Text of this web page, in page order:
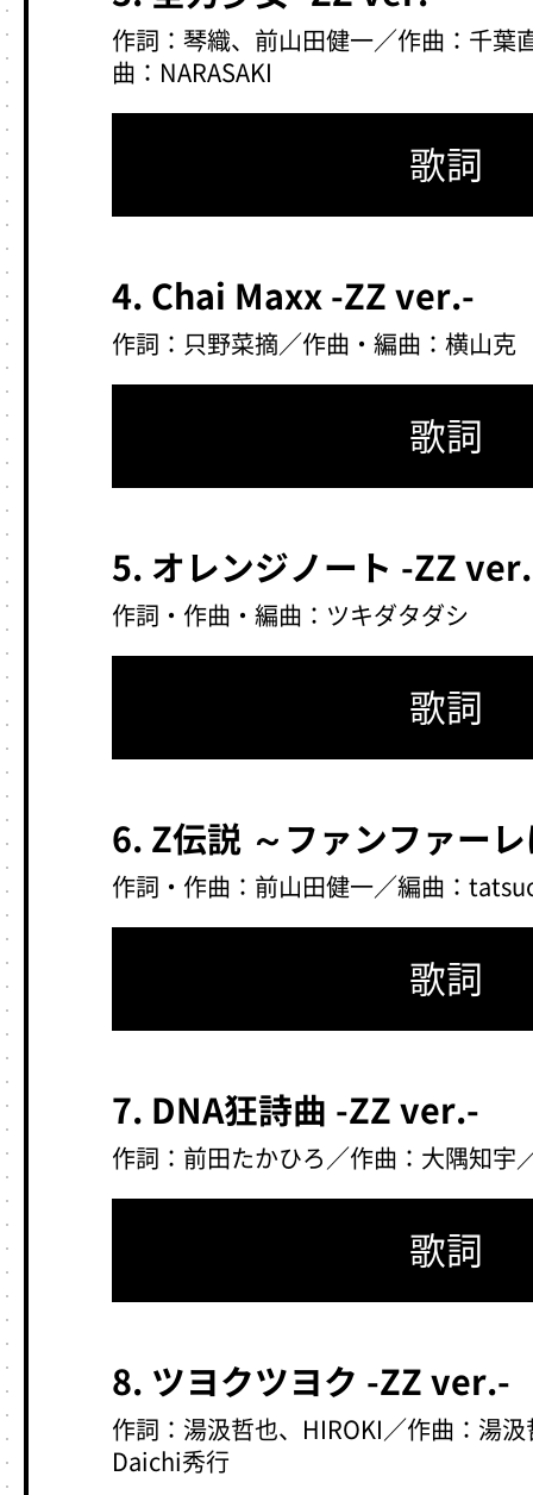
作詞：琴織、前山田健一／作曲：千
曲：NARASAKI
歌詞
4. Chai Maxx -ZZ ver.-
作詞：只野菜摘／作曲・編曲：横山克
歌詞
5. オレンジノート -ZZ
作詞・作曲・編曲：ツキダタダシ
歌詞
6. Z伝説 ～ファンファー
作詞・作曲：前山田健一／編曲：
歌詞
7. DNA狂詩曲 -ZZ ver.-
作詞：前田たかひろ／作曲：大隅知宇
歌詞
8. ツヨクツヨク -ZZ ver.-
作詞：湯汲哲也、HIROKI／作曲：湯
Daichi秀行